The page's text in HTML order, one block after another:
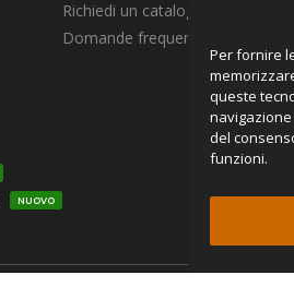
Per fornire
queste
navigazione
del
funzioni.
NUOVO
Richiedi un catalogo
Domande frequenti